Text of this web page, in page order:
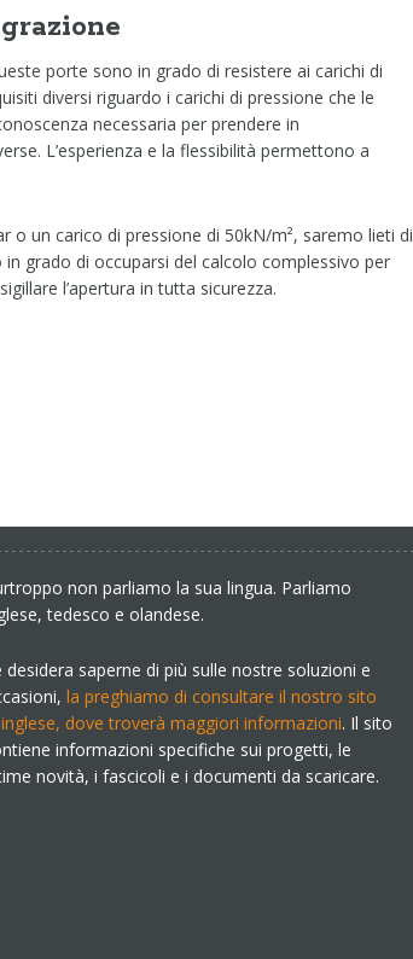
porte sono in grado di resistere ai carichi di
diversi riguardo i carichi di pressione che le
necessaria per prendere in
L’esperienza e la flessibilità permettono a
o un carico di pressione di 50kN/m², saremo lieti di
grado di occuparsi del calcolo complessivo per
l’apertura in tutta sicurezza.
non parliamo la sua lingua. Parliamo
tedesco e olandese.
desidera saperne di più sulle nostre soluzioni e
la preghiamo di consultare il nostro sito
dove troverà maggiori informazioni. Il sito
informazioni specifiche sui progetti, le
novità, i fascicoli e i documenti da scaricare.